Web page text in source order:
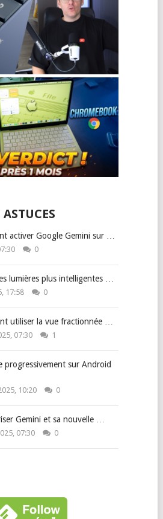
activer Google Gemini sur …
0
lumières plus intelligentes …
17:58 0
utiliser la vue fractionnée …
07:30 1
progressivement sur Android
10:20 0
Gemini et sa nouvelle …
07:30 0